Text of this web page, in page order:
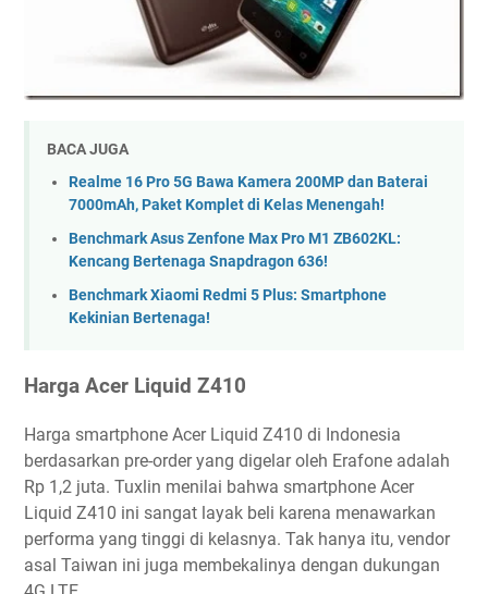
BACA JUGA
Realme 16 Pro 5G Bawa Kamera 200MP dan Baterai
7000mAh, Paket Komplet di Kelas Menengah!
Benchmark Asus Zenfone Max Pro M1 ZB602KL:
Kencang Bertenaga Snapdragon 636!
Benchmark Xiaomi Redmi 5 Plus: Smartphone
Kekinian Bertenaga!
Harga Acer Liquid Z410
Harga smartphone Acer Liquid Z410 di Indonesia
berdasarkan pre-order yang digelar oleh Erafone adalah
Rp 1,2 juta. Tuxlin menilai bahwa smartphone Acer
Liquid Z410 ini sangat layak beli karena menawarkan
performa yang tinggi di kelasnya. Tak hanya itu, vendor
asal Taiwan ini juga membekalinya dengan dukungan